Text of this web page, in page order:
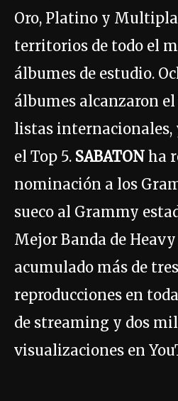
Oro, Platino y
territorios de todo el
álbumes de estudio.
álbumes alcanzaron el
listas internacionales,
el Top 5. SABATON ha
nominación a los
sueco al Grammy
Mejor Banda de
acumulado más de
reproducciones en
de streaming y dos
visualizaciones en